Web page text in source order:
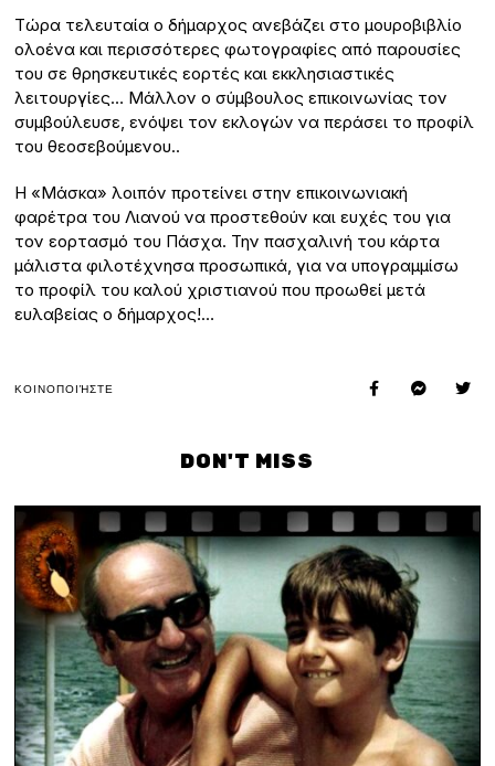
Tώρα τελευταία ο δήμαρχος ανεβάζει στο μουροβιβλίο
ολοένα και περισσότερες φωτογραφίες από παρουσίες
του σε θρησκευτικές εορτές και εκκλησιαστικές
λειτουργίες… Μάλλον ο σύμβουλος επικοινωνίας τον
συμβούλευσε, ενόψει τον εκλογών να περάσει το προφίλ
του θεοσεβούμενου..
Η «Μάσκα» λοιπόν προτείνει στην επικοινωνιακή
φαρέτρα του Λιανού να προστεθούν και ευχές του για
τον εορτασμό του Πάσχα. Την πασχαλινή του κάρτα
μάλιστα φιλοτέχνησα προσωπικά, για να υπογραμμίσω
το προφίλ του καλού χριστιανού που προωθεί μετά
ευλαβείας ο δήμαρχος!…
ΚΟΙΝΟΠΟΙΉΣΤΕ
DON'T MISS